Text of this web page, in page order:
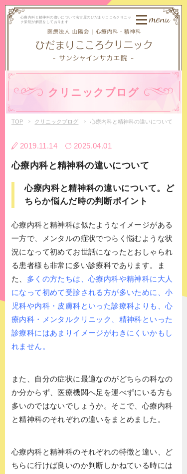
心療内科と精神科の違いについて名古屋のひだまりこころクリニッ
ク栄院が解説をしております
menu
クリニックブログ
TOP クリニックブログ 心療内科と精神科の違いについて
2019.11.14 2025.04.01
心療内科と精神科の違いについて
心療内科と精神科の違いについて。ど
ちらか悩んだ時の判断ポイント
心療内科と精神科は似たようなイメージがある
一方で、メンタルの症状でつらく悩むような状
況になって初めてお世話になったとおしゃられ
る患者様も非常に多い診療科であります。ま
た、 多くの方たちは、心療内科や精神科に大人
になって初めて受診される方が多いために、小
児科や内科・皮膚科といった診療科よりも、心
療内科・メンタルクリニック、精神科といった
診療科にはあまりイメージがわきにくいかもし
れません。
また、自分の症状に最適なのがどちらの科なの
か分からず、医療機関へ足を運べずにいる方も
多いのではないでしょうか。そこで、心療内科
と精神科のそれぞれの違いをまとめました。
心療内科と精神科のそれぞれの特徴と違い、ど
ちらに行けば良いのか判断しかねている時には